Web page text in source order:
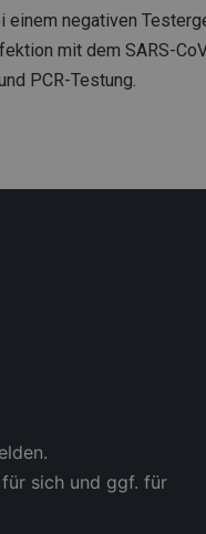
einem negativen
mit dem SARS-
PCR-Testung.
sich und ggf. für